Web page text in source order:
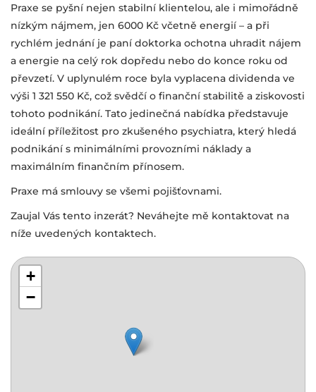
Praxe se pyšní nejen stabilní klientelou, ale i mimořádně
nízkým nájmem, jen 6000 Kč včetně energií – a při
rychlém jednání je paní doktorka ochotna uhradit nájem
a energie na celý rok dopředu nebo do konce roku od
převzetí. V uplynulém roce byla vyplacena dividenda ve
výši 1 321 550 Kč, což svědčí o finanční stabilitě a ziskovosti
tohoto podnikání. Tato jedinečná nabídka představuje
ideální příležitost pro zkušeného psychiatra, který hledá
podnikání s minimálními provozními náklady a
maximálním finančním přínosem.
Praxe má smlouvy se všemi pojišťovnami.
Zaujal Vás tento inzerát? Neváhejte mě kontaktovat na
níže uvedených kontaktech.
+
−